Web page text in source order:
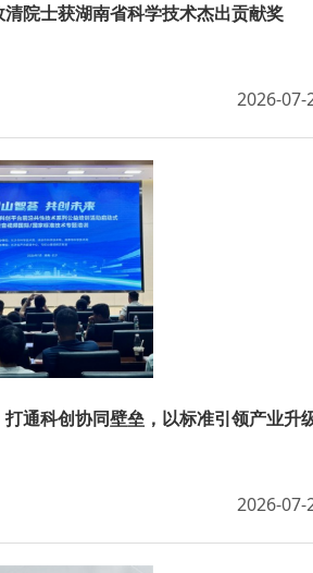
院士获湖南省科学技术杰出贡献奖
2026-07-
通科创协同壁垒，以标准引领产业升
2026-07-